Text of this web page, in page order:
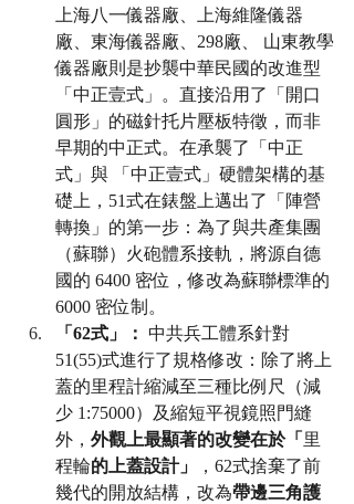
上海八一儀器廠、上海維隆儀器
廠、東海儀器廠、298廠、 山東教學
儀器廠則是抄襲中華民國的改進型
「中正壹式」。直接沿用了「開口
圓形」的磁針托片壓板特徵，而非
早期的中正式。在承襲了「中正
式」與 「中正壹式」硬體架構的基
礎上，51式在錶盤上邁出了「陣營
轉換」的第一步：為了與共產集團
（蘇聯）火砲體系接軌，將源自德
國的 6400 密位，修改為蘇聯標準的
6000 密位制。
「62式」： 中共兵工體系針對
51(55)式進行了規格修改：除了將上
蓋的里程計縮減至三種比例尺（減
少 1:75000）及縮短平視鏡照門縫
外， 外觀上最顯著的改變在於「 里
程輪的上蓋設計」
，62式捨棄了前
幾代的開放結構，改為帶邊三角護